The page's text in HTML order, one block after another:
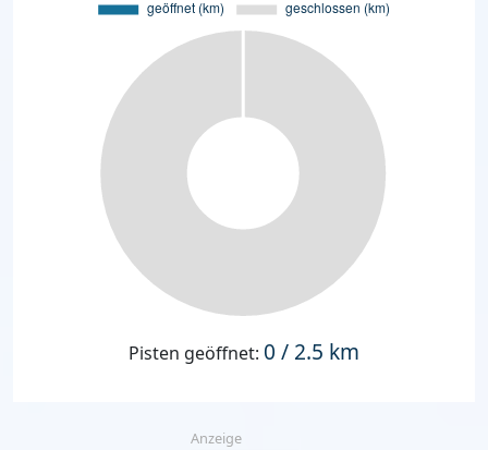
Pisten geöffnet: 0 / 2.5 km
Anzeige